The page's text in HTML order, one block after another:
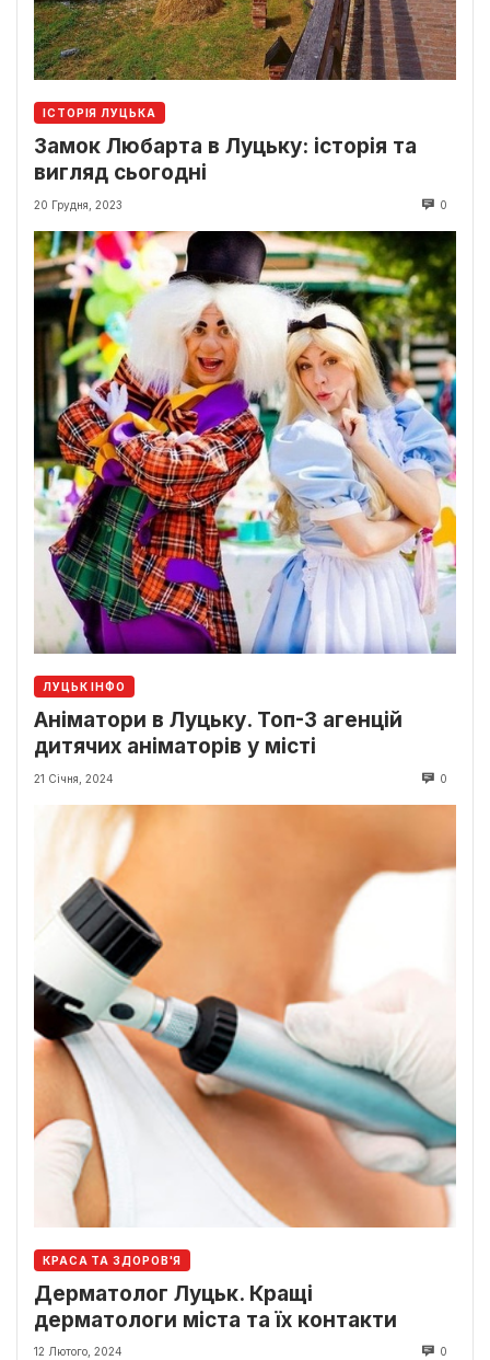
ІСТОРІЯ ЛУЦЬКА
Замок Любарта в Луцьку: історія та
вигляд сьогодні
20 Грудня, 2023 0
ЛУЦЬК ІНФО
Аніматори в Луцьку. Топ-3 агенцій
дитячих аніматорів у місті
21 Січня, 2024 0
КРАСА ТА ЗДОРОВ'Я
Дерматолог Луцьк. Кращі
дерматологи міста та їх контакти
12 Лютого, 2024 0